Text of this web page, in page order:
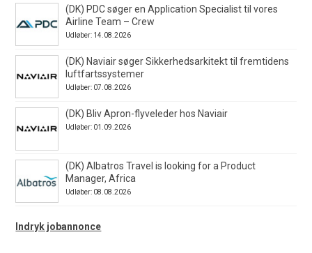
(DK) PDC søger en Application Specialist til vores
Airline Team – Crew
Udløber: 14.08.2026
(DK) Naviair søger Sikkerhedsarkitekt til fremtidens
luftfartssystemer
Udløber: 07.08.2026
(DK) Bliv Apron-flyveleder hos Naviair
Udløber: 01.09.2026
(DK) Albatros Travel is looking for a Product
Manager, Africa
Udløber: 08.08.2026
Indryk jobannonce